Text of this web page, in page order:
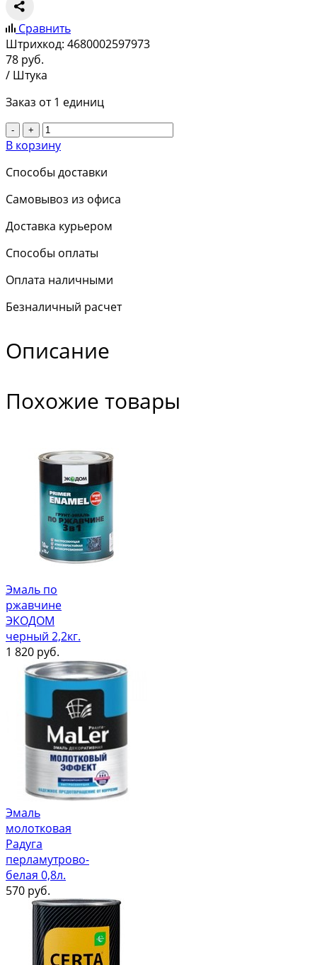
Сравнить
Штрихкод: 4680002597973
78 руб.
/ Штука
Заказ от 1 единиц
- +
В корзину
Способы доставки
Самовывоз из офиса
Доставка курьером
Способы оплаты
Оплата наличными
Безналичный расчет
Описание
Похожие товары
Эмаль по
ржавчине
ЭКОДОМ
черный 2,2кг.
1 820 руб.
Эмаль
молотковая
Радуга
перламутрово-
белая 0,8л.
570 руб.